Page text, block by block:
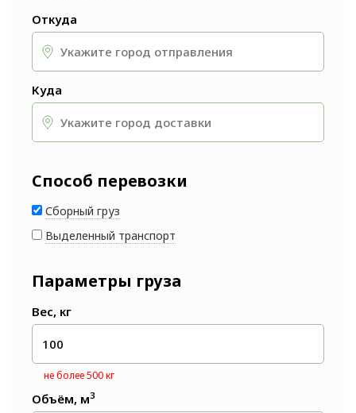
Откуда
Куда
Способ перевозки
Сборный груз
Выделенный транспорт
Параметры груза
Вес, кг
не более 500 кг
Объём, м3